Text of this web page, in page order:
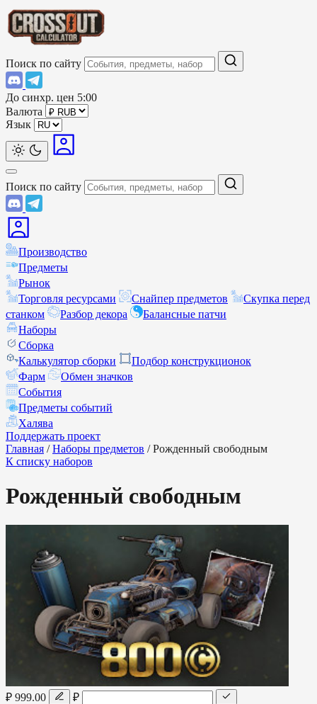
Поиск по сайту
До синхр. цен 5:00
Валюта
Язык
Поиск по сайту
Производство
Предметы
Рынок
Торговля ресурсами
Снайпер предметов
Скупка перед
станком
Разбор декора
Балансные патчи
Наборы
Сборка
Калькулятор сборки
Подбор конструкционок
Фарм
Обмен значков
События
Предметы событий
Халява
Поддержать проект
Главная / Наборы предметов / Рожденный свободным
К списку наборов
Рожденный свободным
₽ 999.00
₽